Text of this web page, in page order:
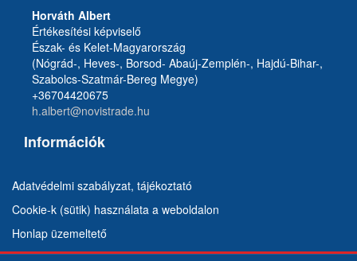
Horváth Albert
Értékesítési képviselő
Észak- és Kelet-Magyarország
(Nógrád-, Heves-, Borsod- Abaúj-Zemplén-, Hajdú-Bihar-,
Szabolcs-Szatmár-Bereg Megye)
+36704420675
h.albert@novistrade.hu
Információk
Adatvédelmi szabályzat, tájékoztató
Cookie-k (sütik) használata a weboldalon
Honlap üzemeltető